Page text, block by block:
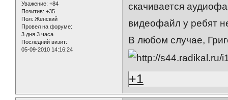
Уважение: +84
Позитив: +35
Пол: Женский
Провел на форуме:
3 дня 3 часа
Последний визит:
05-09-2010 14:16:24
скачивается
видеофайл у ребят
В любом случае,
+1